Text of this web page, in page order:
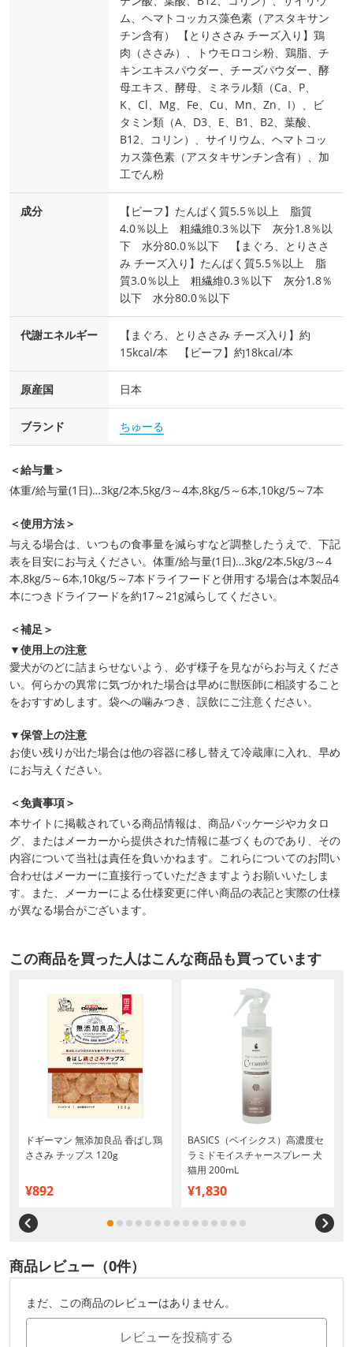
ム、ヘマトコッカス藻色素（アスタキサン
チン含有） 【とりささみ チーズ入り】鶏
肉（ささみ）、トウモロコシ粉、鶏脂、チ
キンエキスパウダー、チーズパウダー、酵
母エキス、酵母、ミネラル類（Ca、P、
K、Cl、Mg、Fe、Cu、Mn、Zn、I）、ビ
タミン類（A、D3、E、B1、B2、葉酸、
B12、コリン）、サイリウム、ヘマトコッ
カス藻色素（アスタキサンチン含有）、加
工でん粉
成分
【ビーフ】たんぱく質5.5％以上 脂質
4.0％以上 粗繊維0.3％以下 灰分1.8％以
下 水分80.0％以下 【まぐろ、とりささ
み チーズ入り】たんぱく質5.5％以上 脂
質3.0％以上 粗繊維0.3％以下 灰分1.8％
以下 水分80.0％以下
代謝エネルギー
【まぐろ、とりささみ チーズ入り】約
15kcal/本 【ビーフ】約18kcal/本
原産国 日本
ブランド ちゅーる
＜給与量＞
体重/給与量(1日)…3kg/2本,5kg/3～4本,8kg/5～6本,10kg/5～7本
＜使用方法＞
与える場合は、いつもの食事量を減らすなど調整したうえで、下記
表を目安にお与えください。体重/給与量(1日)…3kg/2本,5kg/3～4
本,8kg/5～6本,10kg/5～7本ドライフードと併用する場合は本製品4
本につきドライフードを約17～21g減らしてください。
＜補足＞
▼使用上の注意
愛犬がのどに詰まらせないよう、必ず様子を見ながらお与えくださ
い。何らかの異常に気づかれた場合は早めに獣医師に相談すること
をおすすめします。袋への噛みつき、誤飲にご注意ください。
▼保管上の注意
お使い残りが出た場合は他の容器に移し替えて冷蔵庫に入れ、早め
にお与えください。
＜免責事項＞
本サイトに掲載されている商品情報は、商品パッケージやカタロ
グ、またはメーカーから提供された情報に基づくものであり、その
内容について当社は責任を負いかねます。これらについてのお問い
合わせはメーカーに直接行っていただきますようお願いいたしま
す。また、メーカーによる仕様変更に伴い商品の表記と実際の仕様
が異なる場合がございます。
この商品を買った人はこんな商品も買っています
ドギーマン 無添加良品 香ばし鶏
ささみ チップス 120g
¥892
BASICS（ベイシクス）高濃度セ
ラミドモイスチャースプレー 犬
猫用 200mL
¥1,830
商品レビュー（0件）
まだ、この商品のレビューはありません。
レビューを投稿する